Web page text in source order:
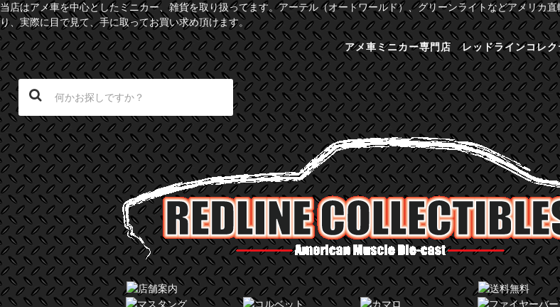
当店はアメ車を中心としたミニカー、雑貨を取り扱ってます。アーテル（オートワールド）、グリーンライトなどアメリカ
り、実際に目で見て、手に取ってお買い求め頂けます。
アメ車ミニカー専門店 レッドラインコレク